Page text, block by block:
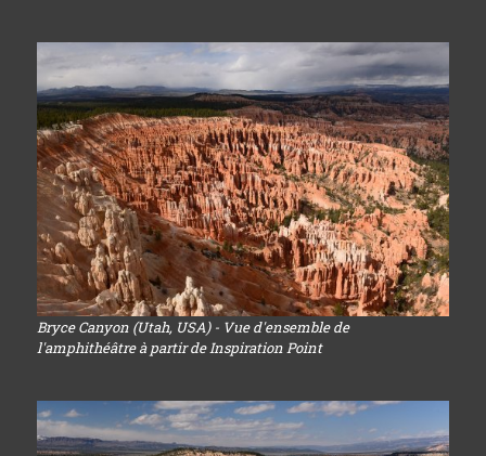
Bryce Canyon (Utah, USA) - Vue d'ensemble de
l'amphithéâtre à partir de Inspiration Point